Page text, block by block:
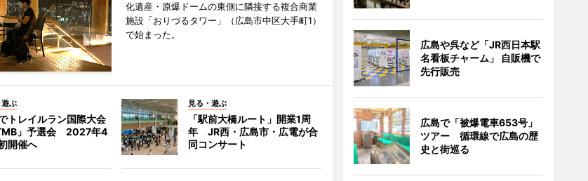
化遺産・原爆ドームの東側に隣接する複合商業
施設「おりづるタワー」（広島市中区大手町1）
で始まった。
遊ぶ
トレイルラン国際大会
」予選会 2027年4
開催へ
見る・遊ぶ
「駅前大橋ルート」開業1周
年 JR西・広島市・広電が合
同コンサート
広島や呉など「JR西日本駅
名看板チャーム」 自販機で
先行販売
広島で「被爆電車653号」
ツアー 循環線で広島の歴
史と街巡る